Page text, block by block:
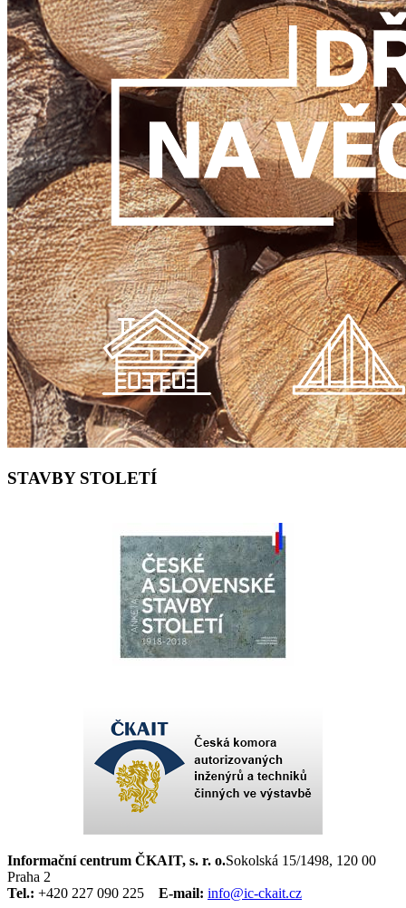
STAVBY STOLETÍ
Informační centrum ČKAIT, s. r. o.Sokolská 15/1498, 120 00
Praha 2
Tel.: +420 227 090 225 E-mail: info@ic-ckait.cz